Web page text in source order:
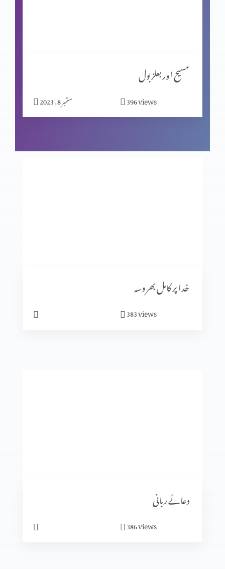
مبارکبادیاں اور افسوس
شاگردوں کا چیناؤ
یسوع کی الوہیت کا ظاہر ہونا (حصہ 2)
کرسمس کیوں ہے؟
مسیح اور بعلزبول
ستمبر 8, 2023 396views
خدا پر کامل بھروسہ
383views
دعائے ربانی
386views